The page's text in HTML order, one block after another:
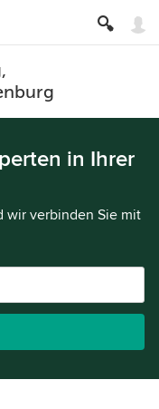
in Ihrer
wir verbinden Sie mit